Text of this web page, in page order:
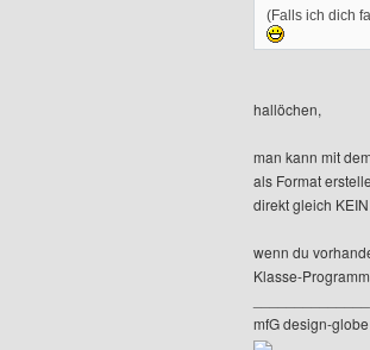
(Falls ich dich
hallöchen,
man kann mit
als Format
direkt gleich
wenn du
Klasse-
mfG design-